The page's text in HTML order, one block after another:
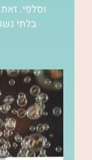
וסלפי.
בלתי